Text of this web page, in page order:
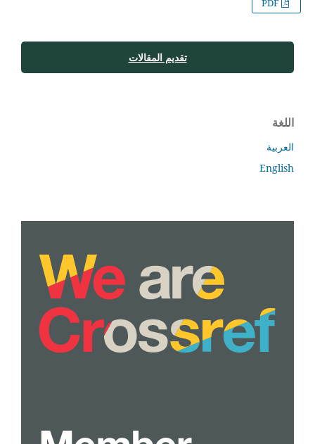
تقديم المقالات
اللغة
العربية
English